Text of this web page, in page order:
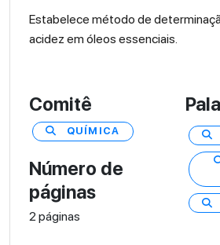
Estabelece método de
acidez em óleos essenciais.
Comitê
QUÍMICA
Número de
páginas
2 páginas